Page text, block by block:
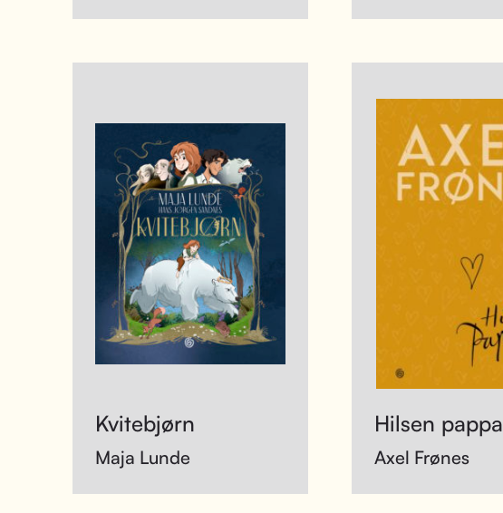
Kvitebjørn
Maja Lunde
Hilsen pappa
Axel Frønes